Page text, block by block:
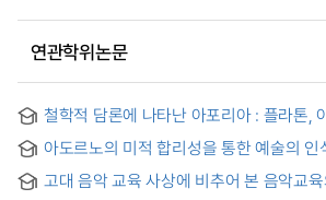
연관학위논문
철학적 담론에 나타난 아포리아 : 플라톤,
Thinking of Language : focus on
Derrida
아도르노의 미적 합리성을 통한 예술의 인
Epistemological Right of Art
고대 음악 교육 사상에 비추어 본 음악교